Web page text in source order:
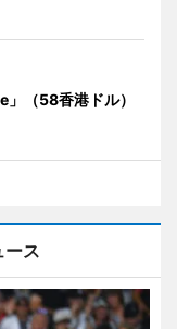
（58香港ドル）
ース